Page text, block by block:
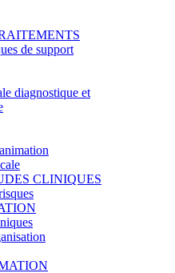
de support
diagnostique et
CLINIQUES